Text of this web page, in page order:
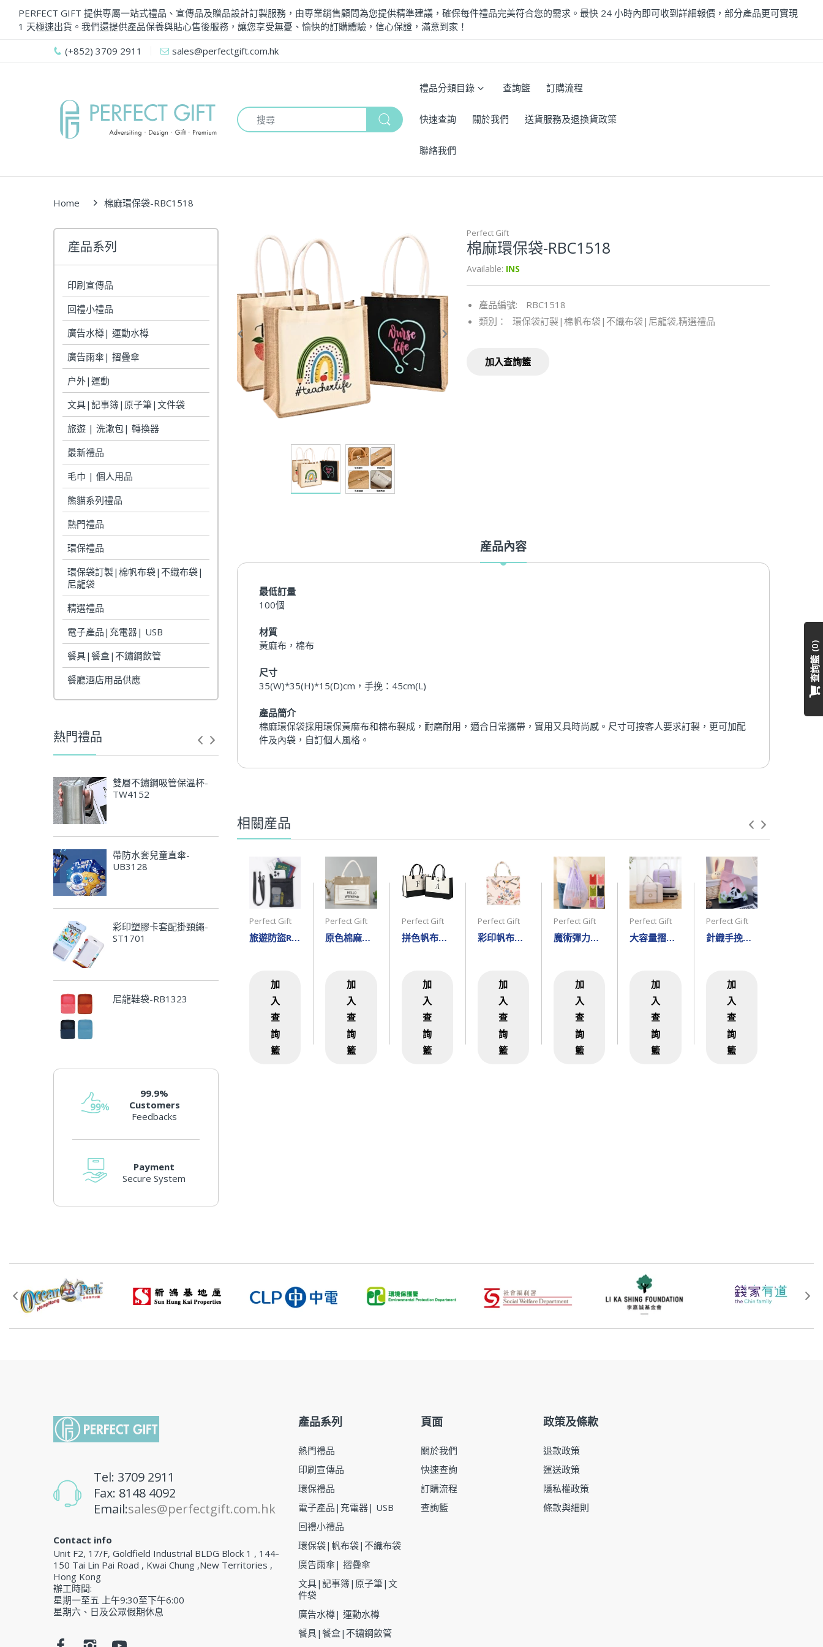
PERFECT GIFT 提供專屬一站式禮品、宣傳品及贈品設計訂製服務，由專業銷售顧問為您提供精準建議，確保每件禮品完美符合您的需求。最快 24 小時內即可收到詳細報價，部分產品更可實現
1 天極速出貨。我們還提供產品保養與貼心售後服務，讓您享受無憂、愉快的訂購體驗，信心保證，滿意到家！
(+852) 3709 2911
sales@perfectgift.com.hk
禮品分類目錄 查詢籃 訂購流程
快速查詢 關於我們 送貨服務及退換貨政策
聯絡我們
Home 棉麻環保袋-RBC1518
産品系列
印刷宣傳品
回禮小禮品
廣告水樽| 運動水樽
廣告雨傘| 摺疊傘
户外|運動
文具|記事簿|原子筆|文件袋
旅遊 | 洗漱包| 轉換器
最新禮品
毛巾 | 個人用品
熊貓系列禮品
熱門禮品
環保禮品
環保袋訂製|棉帆布袋|不織布袋|
尼龍袋
精選禮品
電子產品|充電器| USB
餐具|餐盒|不鏽鋼飲管
餐廳酒店用品供應
熱門禮品
雙層不鏽鋼吸管保溫杯-
TW4152
帶防水套兒童直傘-
UB3128
彩印塑膠卡套配掛頸繩-
ST1701
尼龍鞋袋-RB1323
超迷你保溫杯-WB9128
便攜運動速乾毛巾-
HP5236
圓形數據線收納盒-EL-
99.9%
Customers
Feedbacks
Payment
Secure System
Perfect Gift
棉麻環保袋-RBC1518
Available: INS
產品編號:
RBC1518
類別：
環保袋訂製|棉帆布袋|不織布袋|尼龍袋,精選禮品
加入查詢籃
産品內容
最低訂量
100個
材質
黃麻布，棉布
尺寸
35(W)*35(H)*15(D)cm，手挽：45cm(L)
產品簡介
棉麻環保袋採用環保黃麻布和棉布製成，耐磨耐用，適合日常攜帶，實用又具時尚感。尺寸可按客人要求訂製，更可加配
件及內袋，自訂個人風格。
產品簡介
相關産品
Perfect Gift
旅遊防盜RFID護照證件袋-TP6301
加
入
查
詢
籃
Perfect Gift
原色棉麻布袋-RBC1521
加
入
查
詢
籃
Perfect Gift
拼色帆布環保袋-RBC1520
加
入
查
詢
籃
Perfect Gift
彩印帆布環保袋-RBC1519
加
入
查
詢
籃
Perfect Gift
魔術彈力購物袋-RB1335
加
入
查
詢
籃
Perfect Gift
大容量摺疊旅行袋-RB1334
加
入
查
詢
籃
Perfect Gift
針織手挽袋-RB1512
加
入
查
詢
籃
Tel: 3709 2911
Fax: 8148 4092
Email:sales@perfectgift.com.hk
Contact info
Unit F2, 17/F, Goldfield Industrial BLDG Block 1 , 144-
150 Tai Lin Pai Road , Kwai Chung ,New Territories ,
Hong Kong
辦工時間:
星期一至五 上午9:30至下午6:00
星期六、日及公眾假期休息
產品系列
熱門禮品
印刷宣傳品
環保禮品
電子產品|充電器| USB
回禮小禮品
環保袋|帆布袋|不織布袋
廣告雨傘| 摺疊傘
文具|記事簿|原子筆|文
件袋
廣告水樽| 運動水樽
餐具|餐盒|不鏽鋼飲管
頁面
關於我們
快速查詢
訂購流程
查詢籃
政策及條款
退款政策
運送政策
隱私權政策
條款與細則
查詢籃
0